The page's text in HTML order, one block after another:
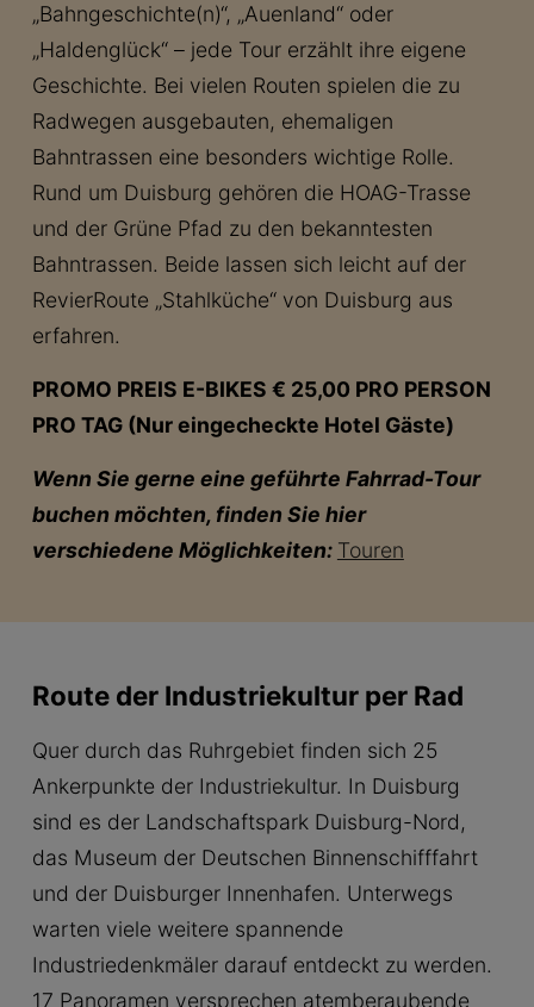
„Bahngeschichte(n)“, „Auenland“ oder
„Haldenglück“ – jede Tour erzählt ihre eigene
Geschichte. Bei vielen Routen spielen die zu
Radwegen ausgebauten, ehemaligen
Bahntrassen eine besonders wichtige Rolle.
Rund um Duisburg gehören die HOAG-Trasse
und der Grüne Pfad zu den bekanntesten
Bahntrassen. Beide lassen sich leicht auf der
RevierRoute „Stahlküche“ von Duisburg aus
erfahren.
PROMO PREIS E-BIKES € 25,00 PRO PERSON
PRO TAG (Nur eingecheckte Hotel Gäste)
Wenn Sie gerne eine geführte Fahrrad-Tour
buchen möchten, finden Sie hier
verschiedene Möglichkeiten: Touren
Route der Industriekultur per Rad
Quer durch das Ruhrgebiet finden sich 25
Ankerpunkte der Industriekultur. In Duisburg
sind es der Landschaftspark Duisburg-Nord,
das Museum der Deutschen Binnenschifffahrt
und der Duisburger Innenhafen. Unterwegs
warten viele weitere spannende
Industriedenkmäler darauf entdeckt zu werden.
17 Panoramen versprechen atemberaubende